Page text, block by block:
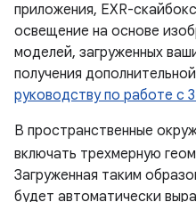
приложения, EXR-
освещение на основе
моделей, загруженных
получения
руководству по работе с
В пространственные
включать трехмерную
Загруженная таким
будет автоматически